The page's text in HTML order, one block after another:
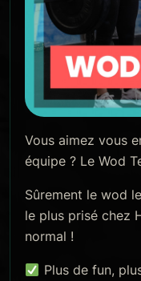
Vous aimez vous
équipe ? Le Wod
Sûrement le wod
le plus prisé chez
normal !
Plus de fun,